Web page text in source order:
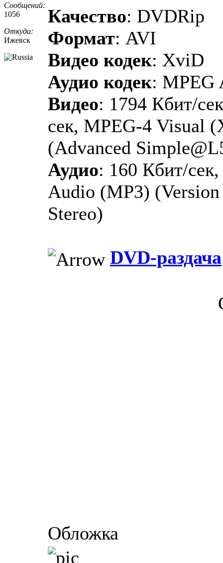
Сообщений:
1056
Откуда:
Ижевск
Качество: DVDRip
Формат: AVI
Видео кодек: XviD
Аудио кодек: MPEG
Видео: 1794 Кбит/
сек, MPEG-4 Visual
(Advanced
Аудио: 160 Кбит/
Audio (MP3)
Stereo)
DVD-раздача
Обложка